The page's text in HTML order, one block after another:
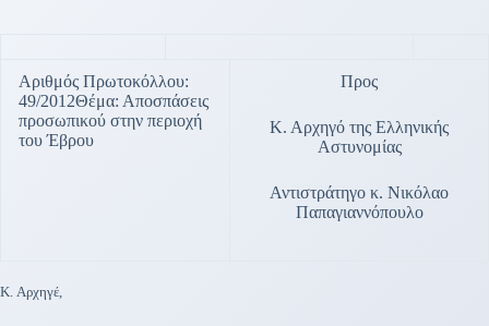
Αριθμός Πρωτοκόλλου:
49/2012Θέμα: Αποσπάσεις
προσωπικού στην περιοχή
του Έβρου
Προς
Κ. Αρχηγό της Ελληνικής
Αστυνομίας
Αντιστράτηγο κ. Νικόλαο
Παπαγιαννόπουλο
K. Αρχηγέ,